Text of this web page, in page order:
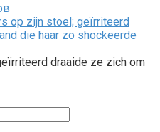
op zijn stoel; geïrriteerd
die haar zo shockeerde
draaide ze zich om